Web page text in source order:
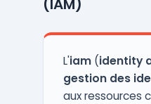
modernes, Ivanti a ...
(IAM)
L'iam(identity
gestion des
aux ressources